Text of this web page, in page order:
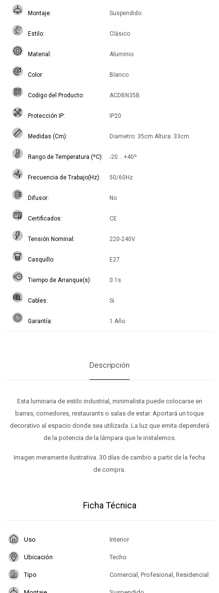
Montaje Suspendido
Estilo Clásico
Material Aluminio
Color Blanco
Codigo del Producto ACDBN35B
Protección IP IP20
Medidas (Cm) Diametro: 35cm Altura: 33cm
Rango de Temperatura (ºC) -20....+40º
Frecuencia de Trabajo(Hz) 50/60Hz
Difusor No
Certificados CE
Tensión Nominal 220-240V
Casquillo E27
Tiempo de Arranque(s) 0.1s
Cables Si
Garantía 1 Año
Descripción
Esta luminaria de estilo industrial, minimalista puede colocarse en
barras, comedores, restaurants o salas de estar. Aportará un toque
decorativo al espacio donde sea utilizada. La luz que emita dependerá
de la potencia de la lámpara que le instalemos.
Imagen meramente ilustrativa. 30 días de cambio a partir de la fecha
de compra.
Ficha Técnica
Uso Interior
Ubicación Techo
Tipo Comercial, Profesional, Residencial